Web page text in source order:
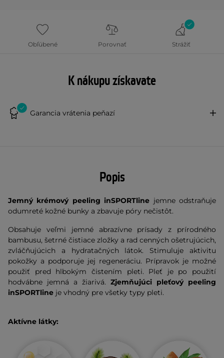
Obľúbené Porovnať Strážiť
K nákupu získavate
Garancia vrátenia peňazí
Popis
Jemný krémový peeling inSPORTline jemne odstraňuje
odumreté kožné bunky a zbavuje póry nečistôt.
Obsahuje veľmi jemné abrazívne prísady z prírodného
bambusu, šetrné čistiace zložky a rad cenných ošetrujúcich,
zvláčňujúcich a hydratačných látok. Stimuluje aktivitu
pokožky a podporuje jej regeneráciu. Prípravok je možné
použiť pred hlbokým čistením pleti. Pleť je po použití
hodvábne jemná a žiarivá. Zjemňujúci pleťový peeling
inSPORTline je vhodný pre všetky typy pleti.
Aktívne látky: